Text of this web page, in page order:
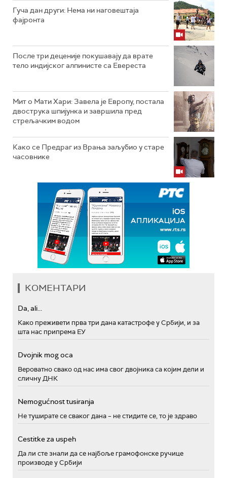
Гуча дан други: Нема ни наговештаја
фајронта
После три деценије покушавају да врате
тело индијског алпинисте са Евереста
Мит о Мати Хари: Завела је Европу, постала
двострука шпијунка и завршила пред
стрељачким водом
Како се Предраг из Врања заљубио у старе
часовнике
КОМЕНТАРИ
Da, ali...
Како преживети прва три дана катастрофе у Србији, и за
шта нас припрема ЕУ
Dvojnik mog oca
Вероватно свако од нас има свог двојника са којим дели и
сличну ДНК
Nemogućnost tusiranja
Не туширате се сваког дана – не стидите се, то је здраво
Cestitke za uspeh
Да ли сте знали да се најбоље грамофонске ручице
производе у Србији